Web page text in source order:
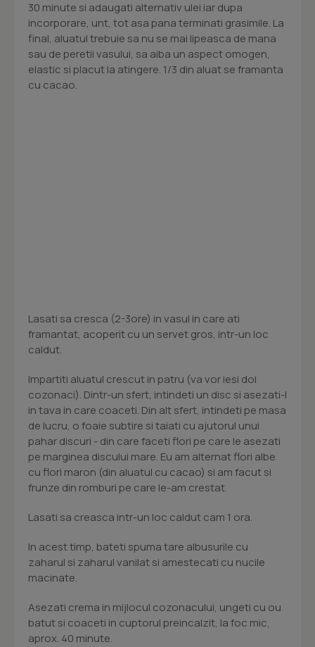
30 minute si adaugati alternativ ulei iar dupa
incorporare, unt, tot asa pana terminati grasimile. La
final, aluatul trebuie sa nu se mai lipeasca de mana
sau de peretii vasului, sa aiba un aspect omogen,
elastic si placut la atingere. 1/3 din aluat se framanta
cu cacao.
Lasati sa cresca (2-3ore) in vasul in care ati
framantat, acoperit cu un servet gros, intr-un loc
caldut.
Impartiti aluatul crescut in patru (va vor iesi doi
cozonaci). Dintr-un sfert, intindeti un disc si asezati-l
in tava in care coaceti. Din alt sfert, intindeti pe masa
de lucru, o foaie subtire si taiati cu ajutorul unui
pahar discuri - din care faceti flori pe care le asezati
pe marginea discului mare. Eu am alternat flori albe
cu flori maron (din aluatul cu cacao) si am facut si
frunze din romburi pe care le-am crestat.
Lasati sa creasca intr-un loc caldut cam 1 ora.
In acest timp, bateti spuma tare albusurile cu
zaharul si zaharul vanilat si amestecati cu nucile
macinate.
Asezati crema in mijlocul cozonacului, ungeti cu ou
batut si coaceti in cuptorul preincalzit, la foc mic,
aprox. 40 minute.